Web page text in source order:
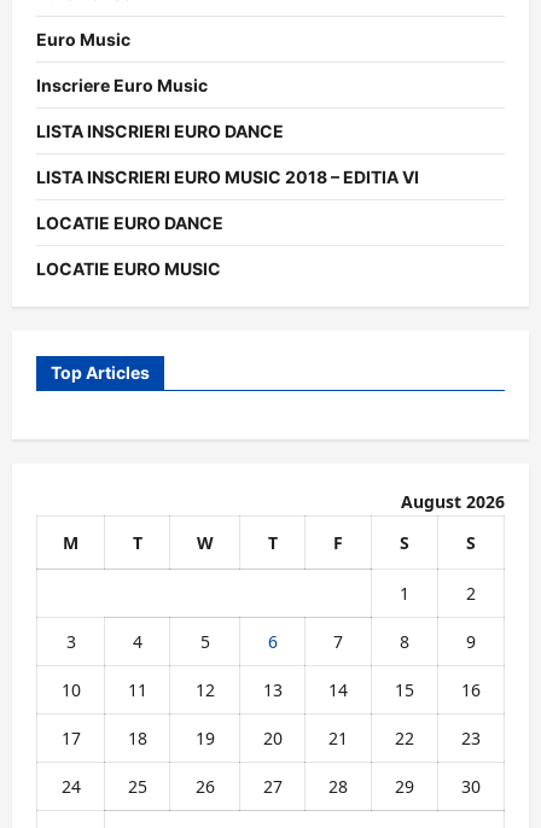
Euro Music
Inscriere Euro Music
LISTA INSCRIERI EURO DANCE
LISTA INSCRIERI EURO MUSIC 2018 – EDITIA VI
LOCATIE EURO DANCE
LOCATIE EURO MUSIC
Top Articles
August 2026
M
T W T F S S
1 2
3 4 5 6 7 8 9
10 11 12 13 14 15 16
17 18 19 20 21 22 23
24 25 26 27 28 29 30